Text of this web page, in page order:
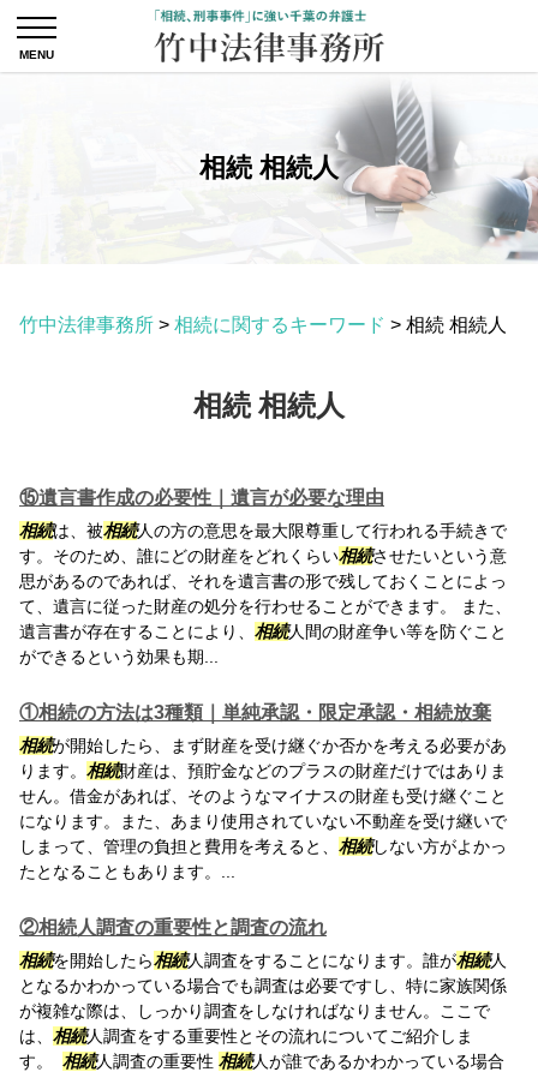
相続 相続人
竹中法律事務所 > 相続に関するキーワード > 相続 相続人
相続 相続人
⑮遺言書作成の必要性｜遺言が必要な理由
相続は、被相続人の方の意思を最大限尊重して行われる手続きで
す。そのため、誰にどの財産をどれくらい相続させたいという意
思があるのであれば、それを遺言書の形で残しておくことによっ
て、遺言に従った財産の処分を行わせることができます。 また、
遺言書が存在することにより、 相続人間の財産争い等を防ぐこと
ができるという効果も期...
①相続の方法は3種類｜単純承認・限定承認・相続放棄
相続が開始したら、まず財産を受け継ぐか否かを考える必要があ
ります。 相続財産は、預貯金などのプラスの財産だけではありま
せん。借金があれば、そのようなマイナスの財産も受け継ぐこと
になります。また、あまり使用されていない不動産を受け継いで
しまって、管理の負担と費用を考えると、 相続しない方がよかっ
たとなることもあります。...
②相続人調査の重要性と調査の流れ
相続を開始したら相続人調査をすることになります。誰が相続人
となるかわかっている場合でも調査は必要ですし、特に家族関係
が複雑な際は、しっかり調査をしなければなりません。ここで
は、 相続人調査をする重要性とその流れについてご紹介しま
す。 相続人調査の重要性 相続人が誰であるかわかっている場合